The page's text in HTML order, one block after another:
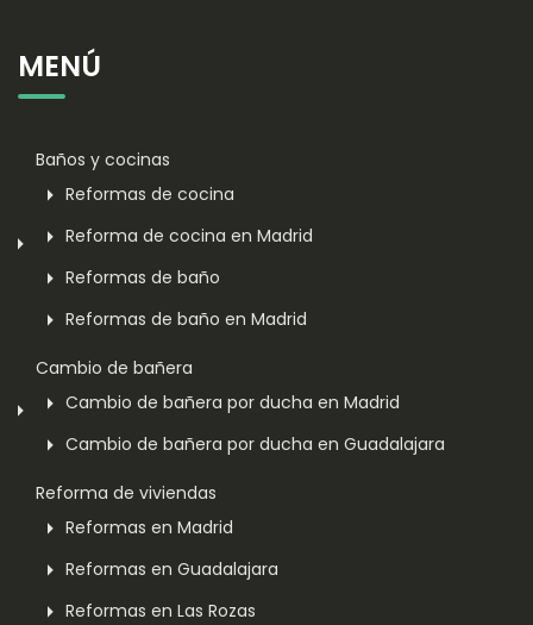
MENÚ
Baños y cocinas
Reformas de cocina
Reforma de cocina en Madrid
Reformas de baño
Reformas de baño en Madrid
Cambio de bañera
Cambio de bañera por ducha en Madrid
Cambio de bañera por ducha en Guadalajara
Reforma de viviendas
Reformas en Madrid
Reformas en Guadalajara
Reformas en Las Rozas